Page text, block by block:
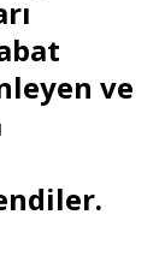
ve